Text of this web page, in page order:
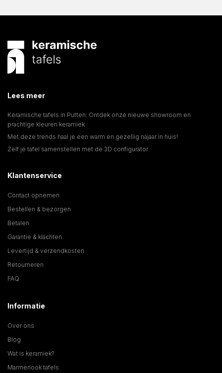
Lees meer
Keramische tafels in Putten: Ontdek onze nieuwe showroom en
prachtige kleuren keramiek
Met deze trends haal je een warm en gezellig najaar in huis!
Zelf je tafel samenstellen met de 3D configurator
Klantenservice
Contact opnemen
Bestellen & bezorgen
Betalen
Garantie & klachten
Levertijd & verzendkosten
Retourneren
FAQ
Informatie
Over ons
Blog
Wat is keramiek?
Marmerlook tafels